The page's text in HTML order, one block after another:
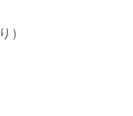
）